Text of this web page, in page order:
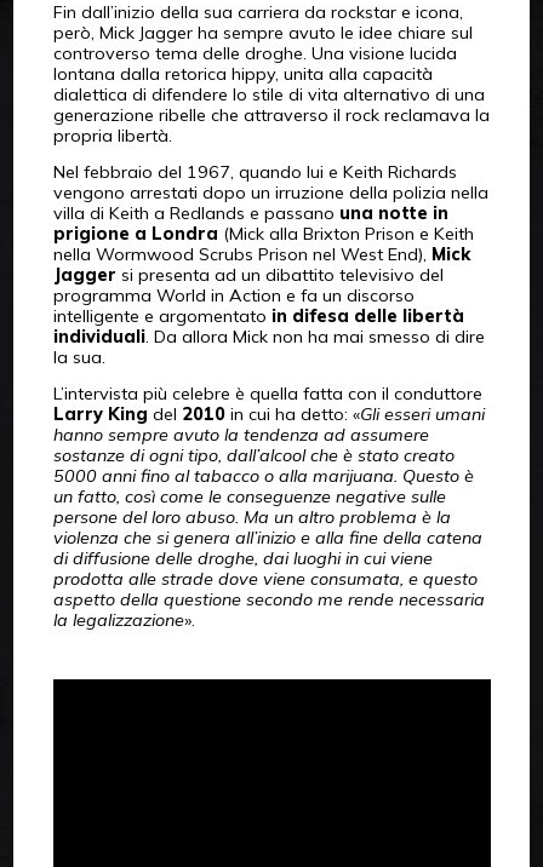
Fin dall’inizio della sua carriera da rockstar e icona,
però, Mick Jagger ha sempre avuto le idee chiare sul
controverso tema delle droghe. Una visione lucida
lontana dalla retorica hippy, unita alla capacità
dialettica di difendere lo stile di vita alternativo di una
generazione ribelle che attraverso il rock reclamava la
propria libertà.
Nel febbraio del 1967, quando lui e Keith Richards
vengono arrestati dopo un irruzione della polizia nella
villa di Keith a Redlands e passano una notte in
prigione a Londra (Mick alla Brixton Prison e Keith
nella Wormwood Scrubs Prison nel West End), Mick
Jagger si presenta ad un dibattito televisivo del
programma World in Action e fa un discorso
intelligente e argomentato in difesa delle libertà
individuali. Da allora Mick non ha mai smesso di dire
la sua.
L’intervista più celebre è quella fatta con il conduttore
Larry King del 2010in cui ha detto: «Gli esseri umani
hanno sempre avuto la tendenza ad assumere
sostanze di ogni tipo, dall’alcool che è stato creato
5000 anni fino al tabacco o alla marijuana. Questo è
un fatto, così come le conseguenze negative sulle
persone del loro abuso. Ma un altro problema è la
violenza che si genera all’inizio e alla fine della catena
di diffusione delle droghe, dai luoghi in cui viene
prodotta alle strade dove viene consumata, e questo
aspetto della questione secondo me rende necessaria
la legalizzazione».